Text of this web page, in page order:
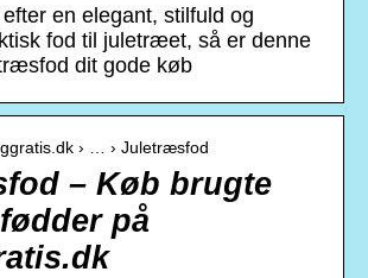
en elegant, stilfuld og
fod til juletræet, så er denne
dit gode køb
› … › Juletræsfod
– Køb brugte
på